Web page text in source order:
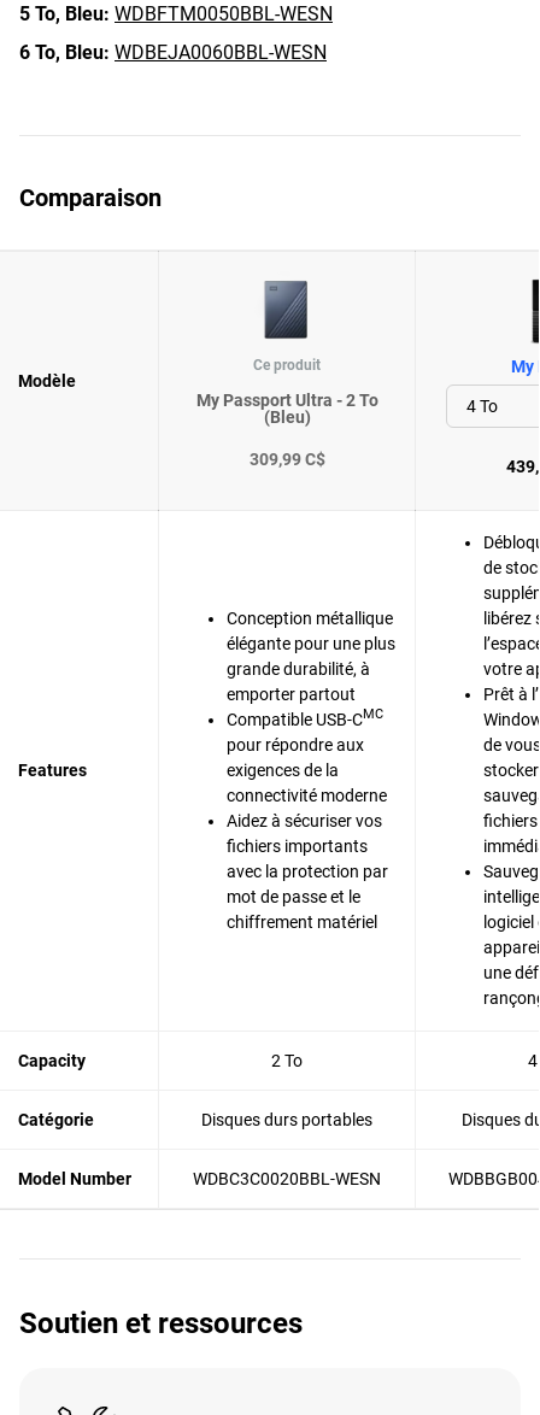
5 To, Bleu: WDBFTM0050BBL-WESN
6 To, Bleu: WDBEJA0060BBL-WESN
Comparaison
Modèle
Ce produit
My Passport Ultra - 2 To
(Bleu)
309,99 C$
My
Features
Conception métallique
élégante pour une plus
grande durabilité, à
emporter partout
Compatible USB-CMC
pour répondre aux
exigences de la
connectivité moderne
Aidez à sécuriser vos
fichiers importants
avec la protection par
mot de passe et le
chiffrement matériel
de
libérez
votre
Prêt à
de
fichiers
logiciel
une
Capacity 2 To 4
Catégorie Disques durs portables Disques
Model Number WDBC3C0020BBL-WESN
Soutien et ressources